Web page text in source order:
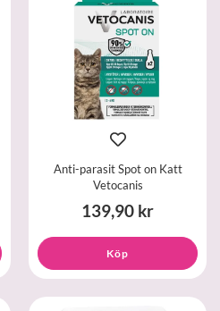
Anti-parasit Spot on Katt
Vetocanis
139,90 kr
Köp